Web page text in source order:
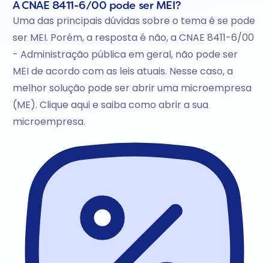
A CNAE 8411-6/00 pode ser MEI?
Uma das principais dúvidas sobre o tema é se pode
ser MEI. Porém, a resposta é não, a CNAE 8411-6/00
- Administração pública em geral, não pode ser
MEI de acordo com as leis atuais. Nesse caso, a
melhor solução pode ser abrir uma microempresa
(ME). Clique aqui e saiba como abrir a sua
microempresa.